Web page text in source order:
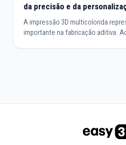
da precisão e da
A impressão 3D multicolorida
importante na fabricação aditiva.